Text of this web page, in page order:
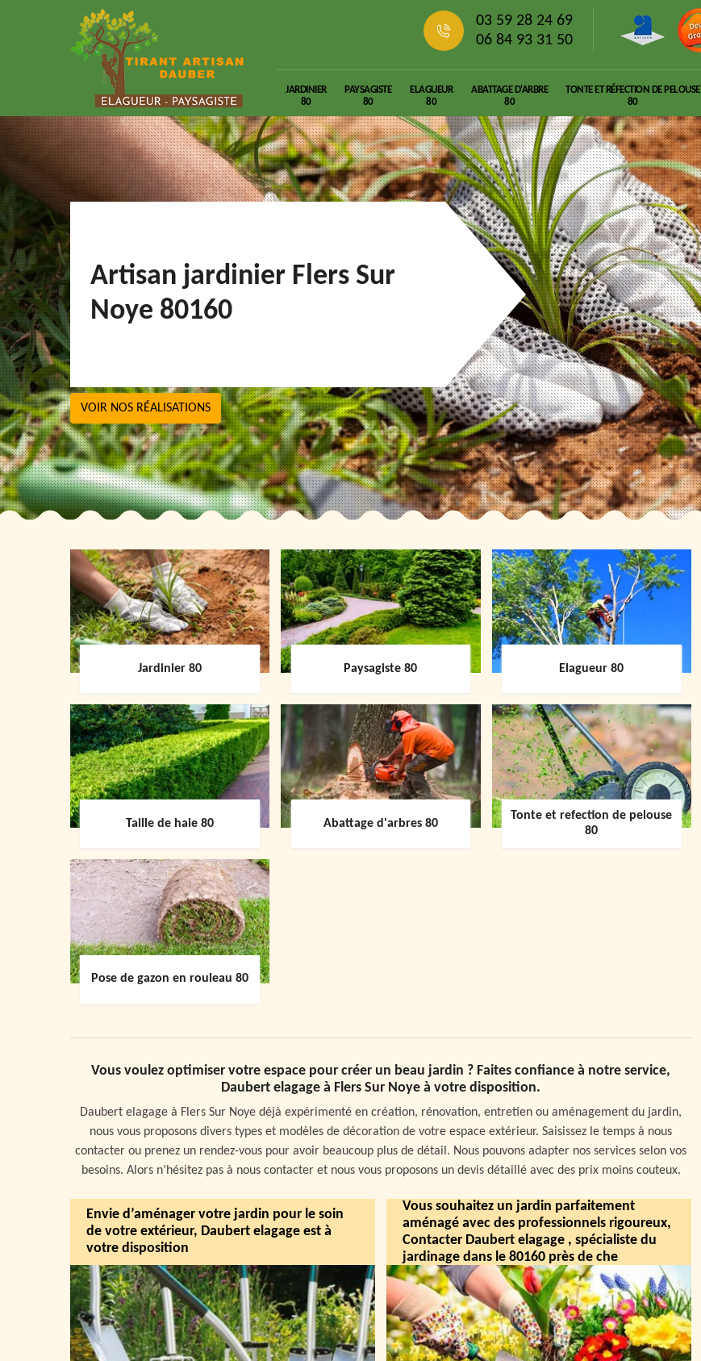
03 59 28 24 69
06 84 93 31 50
JARDINIER
80
PAYSAGISTE
80
ELAGUEUR
80
ABATTAGE D'ARBRE
80
TONTE ET RÉFECTION DE PELOUSE
80
Artisan jardinier Flers Sur
Noye 80160
VOIR NOS RÉALISATIONS
Jardinier 80 Paysagiste 80 Elagueur 80
Taille de haie 80 Abattage d'arbres 80
Tonte et refection de pelouse
80
Pose de gazon en rouleau 80
Vous voulez optimiser votre espace pour créer un beau jardin ? Faites confiance à notre service,
Daubert elagage à Flers Sur Noye à votre disposition.
Daubert elagage à Flers Sur Noye déjà expérimenté en création, rénovation, entretien ou aménagement du jardin,
nous vous proposons divers types et modèles de décoration de votre espace extérieur. Saisissez le temps à nous
contacter ou prenez un rendez-vous pour avoir beaucoup plus de détail. Nous pouvons adapter nos services selon vos
besoins. Alors n’hésitez pas à nous contacter et nous vous proposons un devis détaillé avec des prix moins couteux.
Envie d’aménager votre jardin pour le soin
de votre extérieur, Daubert elagage est à
votre disposition
Vous souhaitez un jardin parfaitement
aménagé avec des professionnels rigoureux,
Contacter Daubert elagage , spécialiste du
jardinage dans le 80160 près de che